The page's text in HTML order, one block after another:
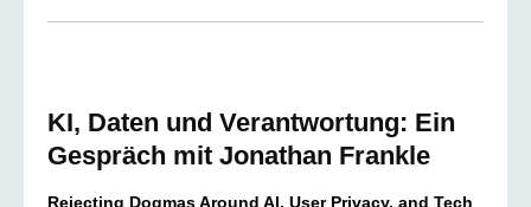
KI, Daten und Verantwortung: Ein
Gespräch mit Jonathan Frankle
Rejecting Dogmas Around AI, User Privacy, and Tech